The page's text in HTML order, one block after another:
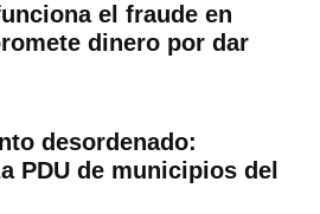
el fraude en
dinero por dar
desordenado:
PDU de municipios del